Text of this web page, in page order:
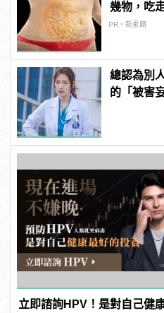
幾物，吃
PR・新素簡
總認為別
的「被害
立即諮詢HPV！是對自己健